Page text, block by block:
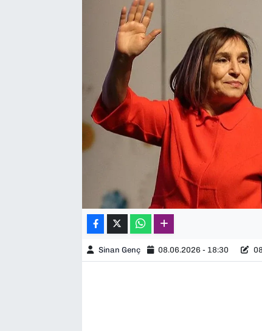
Sinan Genç 08.06.2026 - 18:30
YEREL YÖNETİMLER